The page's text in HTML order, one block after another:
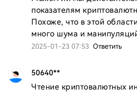
показателям
Похоже, что в этой
много шума и
2025-01-23 07:53 Ответить
50640**
Чтение криптовалютных